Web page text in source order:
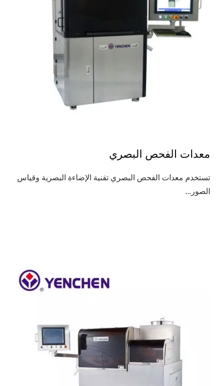
معدات الفحص البصري
تستخدم معدات الفحص البصري تقنية الإضاءة البصرية وقياس
الصور...